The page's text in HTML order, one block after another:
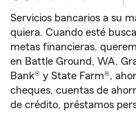
Servicios bancarios a su
quiera. Cuando esté
metas financieras,
en Battle Ground, WA.
Bank® y State Farm®,
cheques, cuentas de
de crédito, préstamos